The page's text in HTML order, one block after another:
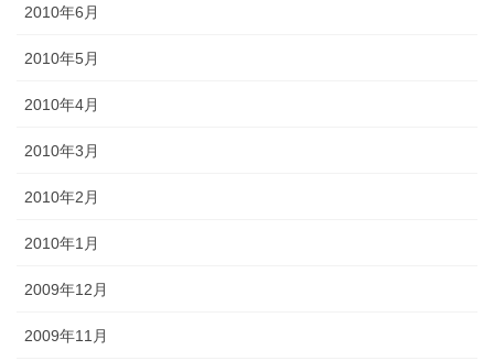
2010年6月
2010年5月
2010年4月
2010年3月
2010年2月
2010年1月
2009年12月
2009年11月